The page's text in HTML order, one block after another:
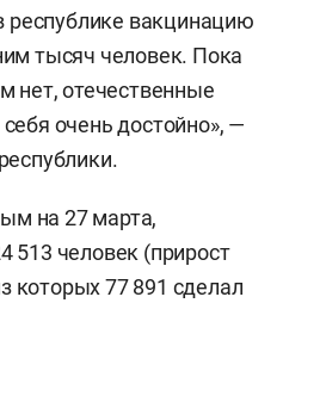
республике вакцинацию
тысяч человек. Пока
нет, отечественные
очень достойно», —
на 27 марта,
513 человек (прирост
которых 77 891 сделал